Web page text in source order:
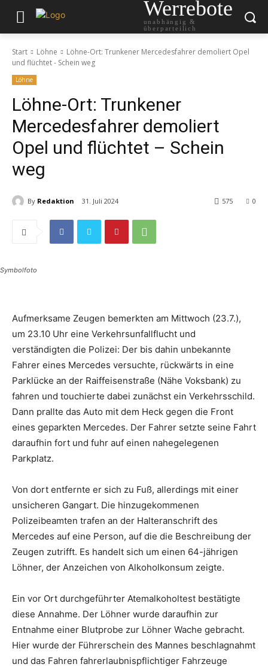
Werrebote
unabhängig &
überparteilich
Start Löhne
Löhne-Ort: Trunkener Mercedesfahrer demoliert Opel
und flüchtet - Schein weg
Löhne
Löhne-Ort: Trunkener
Mercedesfahrer demoliert
Opel und flüchtet – Schein
weg
By Redaktion 31. Juli 2024 0
575
Symbolfoto
Aufmerksame Zeugen bemerkten am Mittwoch (23.7.),
um 23.10 Uhr eine Verkehrsunfallflucht und
verständigten die Polizei: Der bis dahin unbekannte
Fahrer eines Mercedes versuchte, rückwärts in eine
Parklücke an der Raiffeisenstraße (Nähe Voksbank) zu
fahren und touchierte dabei zunächst ein Verkehrsschild.
Dann prallte das Auto mit dem Heck gegen die Front
eines geparkten Mercedes. Der Fahrer setzte seine Fahrt
daraufhin fort und fuhr auf einen nahegelegenen
Parkplatz.
Von dort entfernte er sich zu Fuß, allerdings mit einer
unsicheren Gangart. Die hinzugekommenen
Polizeibeamten trafen an der Halteranschrift des
Mercedes auf eine Person, auf die die Beschreibung der
Zeugen zutrifft. Es handelt sich um einen 64-jährigen
Löhner, der Anzeichen von Alkoholkonsum zeigte.
Ein vor Ort durchgeführter Atemalkoholtest bestätigte
diese Annahme. Der Löhner wurde daraufhin zur
Entnahme einer Blutprobe zur Löhner Wache gebracht.
Hier wurde der Führerschein des Mannes beschlagnahmt
und das Fahren fahrerlaubnispflichtiger Fahrzeuge